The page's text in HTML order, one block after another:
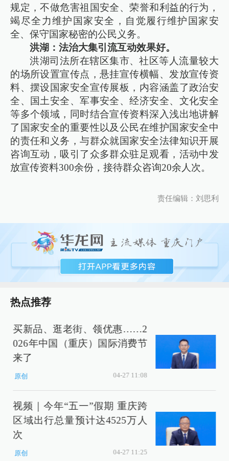
规定，不做危害祖国安全、荣誉和利益的行为，
竭尽全力维护国家安全，自觉履行维护国家安
全、保守国家秘密的公民义务。
洪湖：法治大集引流互动效果好。
洪湖司法所在辖区集市、社区等人流量较大
的场所设置宣传点，悬挂宣传横幅、发放宣传资
料、摆设国家安全宣传展板，内容涵盖了政治安
全、国土安全、军事安全、经济安全、文化安全
等多个领域，同时结合宣传资料深入浅出地讲解
了国家安全的重要性以及公民在维护国家安全中
的责任和义务，与群众就国家安全法律知识开展
咨询互动，吸引了众多群众驻足观看，活动中发
放宣传资料300余份，接待群众咨询20余人次。
责任编辑：刘思利
热点推荐
买新品、逛老街、领优惠……2
026年中国（重庆）国际消费节
来了
原创 04-27 11:08
视频｜今年“五一”假期 重庆跨
区域出行总量预计达4525万人
次
原创 04-27 11:25